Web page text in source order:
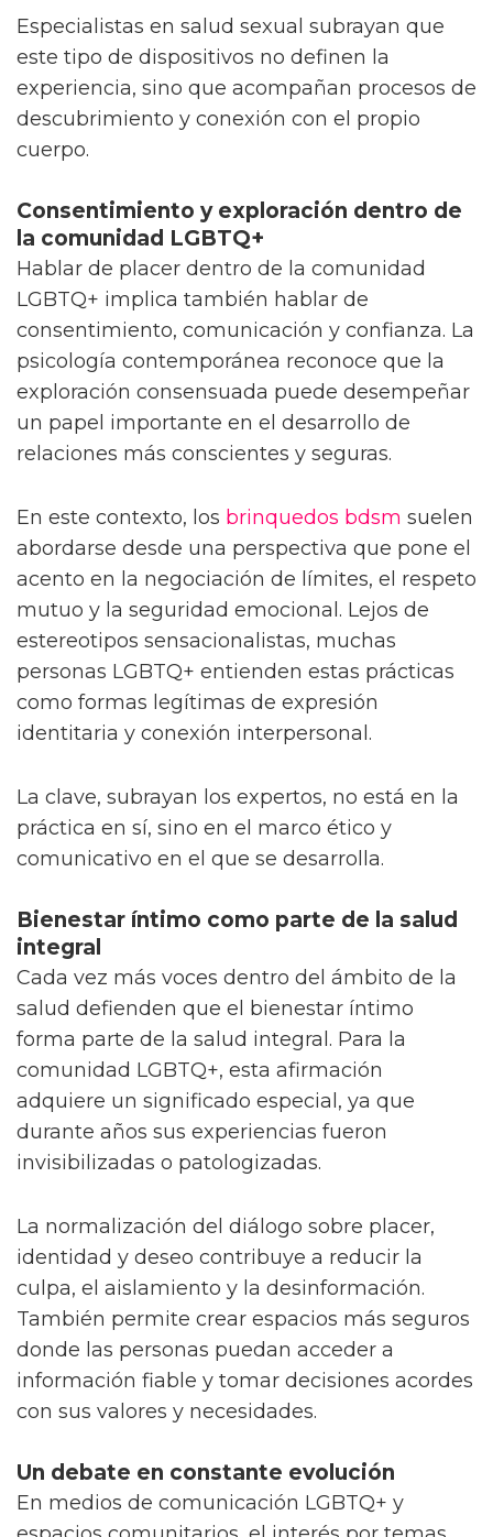
Especialistas en salud sexual subrayan que
este tipo de dispositivos no definen la
experiencia, sino que acompañan procesos de
descubrimiento y conexión con el propio
cuerpo.
Consentimiento y exploración dentro de
la comunidad LGBTQ+
Hablar de placer dentro de la comunidad
LGBTQ+ implica también hablar de
consentimiento, comunicación y confianza. La
psicología contemporánea reconoce que la
exploración consensuada puede desempeñar
un papel importante en el desarrollo de
relaciones más conscientes y seguras.
En este contexto, los brinquedos bdsm
suelen
abordarse desde una perspectiva que pone el
acento en la negociación de límites, el respeto
mutuo y la seguridad emocional. Lejos de
estereotipos sensacionalistas, muchas
personas LGBTQ+ entienden estas prácticas
como formas legítimas de expresión
identitaria y conexión interpersonal.
La clave, subrayan los expertos, no está en la
práctica en sí, sino en el marco ético y
comunicativo en el que se desarrolla.
Bienestar íntimo como parte de la salud
integral
Cada vez más voces dentro del ámbito de la
salud defienden que el bienestar íntimo
forma parte de la salud integral. Para la
comunidad LGBTQ+, esta afirmación
adquiere un significado especial, ya que
durante años sus experiencias fueron
invisibilizadas o patologizadas.
La normalización del diálogo sobre placer,
identidad y deseo contribuye a reducir la
culpa, el aislamiento y la desinformación.
También permite crear espacios más seguros
donde las personas puedan acceder a
información fiable y tomar decisiones acordes
con sus valores y necesidades.
Un debate en constante evolución
En medios de comunicación LGBTQ+ y